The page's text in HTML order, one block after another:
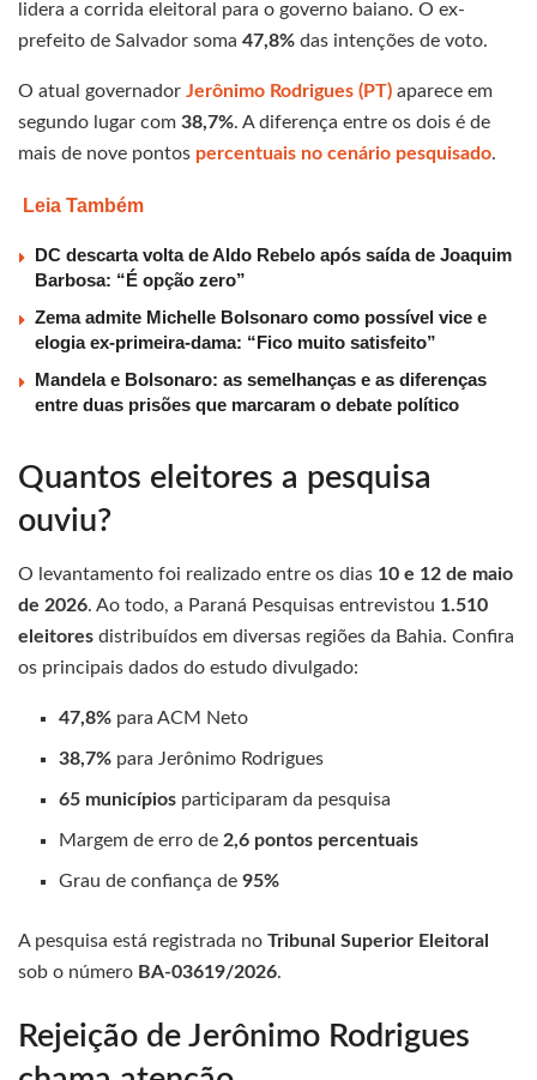
lidera a corrida eleitoral para o governo baiano. O ex-
prefeito de Salvador soma 47,8% das intenções de voto.
O atual governador Jerônimo Rodrigues (PT) aparece em
segundo lugar com 38,7%. A diferença entre os dois é de
mais de nove pontos percentuais no cenário pesquisado.
Leia Também
DC descarta volta de Aldo Rebelo após saída de Joaquim
Barbosa: “É opção zero”
Zema admite Michelle Bolsonaro como possível vice e
elogia ex-primeira-dama: “Fico muito satisfeito”
Mandela e Bolsonaro: as semelhanças e as diferenças
entre duas prisões que marcaram o debate político
Quantos eleitores a pesquisa
ouviu?
O levantamento foi realizado entre os dias 10 e 12 de maio
de 2026. Ao todo, a Paraná Pesquisas entrevistou 1.510
eleitores distribuídos em diversas regiões da Bahia. Confira
os principais dados do estudo divulgado:
47,8% para ACM Neto
38,7% para Jerônimo Rodrigues
65 municípios participaram da pesquisa
Margem de erro de2,6 pontos percentuais
Grau de confiança de95%
A pesquisa está registrada no Tribunal Superior Eleitoral
sob o número BA-03619/2026.
Rejeição de Jerônimo Rodrigues